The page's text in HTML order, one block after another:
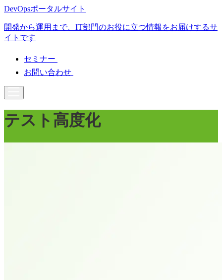
DevOpsポータルサイト
開発から運用まで、IT部門のお役に立つ情報をお届けするサ
イトです
セミナー
お問い合わせ
テスト高度化